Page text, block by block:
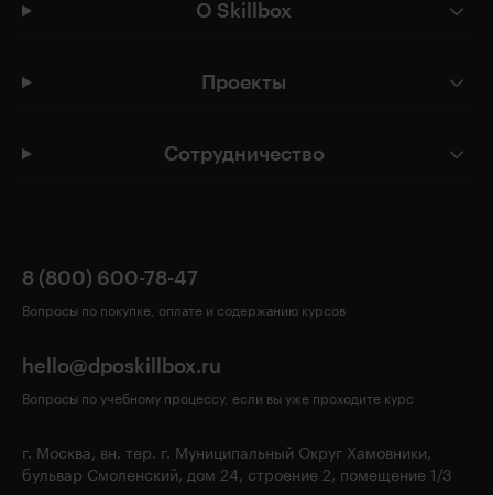
О Skillbox
Проекты
Сотрудничество
8 (800) 600-78-47
Вопросы по покупке, оплате и содержанию курсов
hello@dposkillbox.ru
Вопросы по учебному процессу, если вы уже проходите курс
г. Москва, вн. тер. г. Муниципальный Округ Хамовники,
бульвар Смоленский, дом 24, строение 2, помещение 1/3